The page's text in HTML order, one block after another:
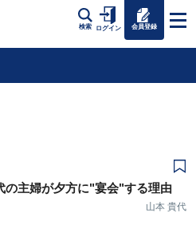
検索 ログイン 会員登録
の主婦が夕方に"宴会"する理由
山本 貴代